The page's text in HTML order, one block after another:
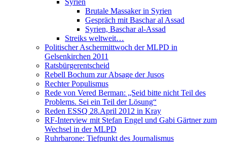
Syrien
Brutale Massaker in Syrien
Gespräch mit Baschar al Assad
Syrien, Baschar al-Assad
Streiks weltweit…
Politischer Aschermittwoch der MLPD in
Gelsenkirchen 2011
Ratsbürgerentscheid
Rebell Bochum zur Absage der Jusos
Rechter Populismus
Rede von Vered Berman: „Seid bitte nicht Teil des
Problems. Sei ein Teil der Lösung“
Reden ESSQ 28.April 2012 in Kray
RF-Interview mit Stefan Engel und Gabi Gärtner zum
Wechsel in der MLPD
Ruhrbarone: Tiefpunkt des Journalismus